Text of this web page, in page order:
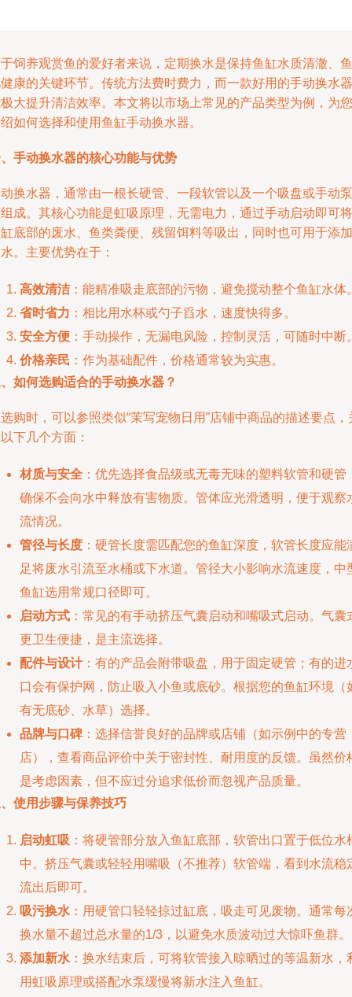
饲养观赏鱼的爱好者来说，定期换水是保持鱼缸水质清澈、鱼
康的关键环节。传统方法费时费力，而一款好用的手动换水器
大提升清洁效率。本文将以市场上常见的产品类型为例，为您
如何选择和使用鱼缸手动换水器。
手动换水器的核心功能与优势
换水器，通常由一根长硬管、一段软管以及一个吸盘或手动泵
成。其核心功能是虹吸原理，无需电力，通过手动启动即可将
底部的废水、鱼类粪便、残留饵料等吸出，同时也可用于添加
。主要优势在于：
高效清洁：能精准吸走底部的污物，避免搅动整个鱼缸水体
省时省力 ：相比用水杯或勺子舀水，速度快得多。
安全方便 ：手动操作，无漏电风险，控制灵活，可随时中断
价格亲民 ：作为基础配件，价格通常较为实惠。
如何选购适合的手动换水器？
购时，可以参照类似“茉写宠物日用”店铺中商品的描述要点，
下几个方面：
材质与安全 ：优先选择食品级或无毒无味的塑料软管和硬管
确保不会向水中释放有害物质。管体应光滑透明，便于观察
流情况。
管径与长度 ：硬管长度需匹配您的鱼缸深度，软管长度应能
足将废水引流至水桶或下水道。管径大小影响水流速度，中
鱼缸选用常规口径即可。
启动方式 ：常见的有手动挤压气囊启动和嘴吸式启动。气囊
更卫生便捷，是主流选择。
配件与设计：有的产品会附带吸盘，用于固定硬管；有的进
口会有保护网，防止吸入小鱼或底砂。根据您的鱼缸环境（
有无底砂、水草）选择。
品牌与口碑：选择信誉良好的品牌或店铺（如示例中的专营
店），查看商品评价中关于密封性、耐用度的反馈。虽然价
是考虑因素，但不应过分追求低价而忽视产品质量。
使用步骤与保养技巧
启动虹吸 ：将硬管部分放入鱼缸底部，软管出口置于低位水
中。挤压气囊或轻轻用嘴吸（不推荐）软管端，看到水流稳
流出后即可。
吸污换水 ：用硬管口轻轻掠过缸底，吸走可见废物。通常每
换水量不超过总水量的1/3，以避免水质波动过大惊吓鱼群。
添加新水 ：换水结束后，可将软管接入晾晒过的等温新水，
用虹吸原理或搭配水泵缓慢将新水注入鱼缸。